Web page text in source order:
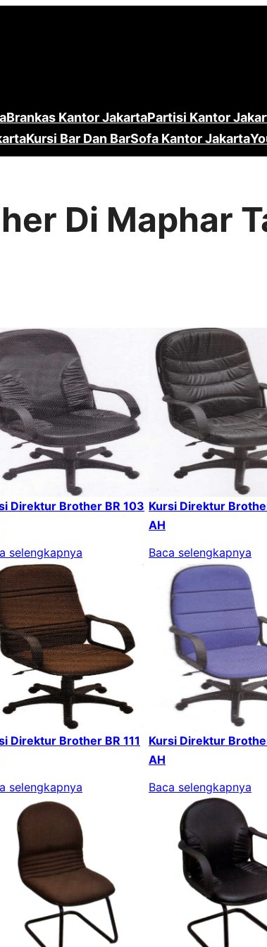
Brankas Kantor JakartaPartisi Kantor
Kursi Bar Dan BarSofa Kantor Jakarta
Di Maphar
Direktur Brother BR 103
selengkapnya
Kursi Direktur
AH
Baca selengkapnya
Direktur Brother BR 111
selengkapnya
Kursi Direktur
AH
Baca selengkapnya